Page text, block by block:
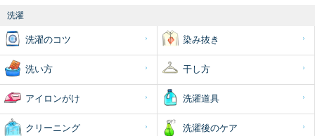
洗濯
洗濯のコツ 染み抜き
洗い方 干し方
アイロンがけ 洗濯道具
クリーニング 洗濯後のケア